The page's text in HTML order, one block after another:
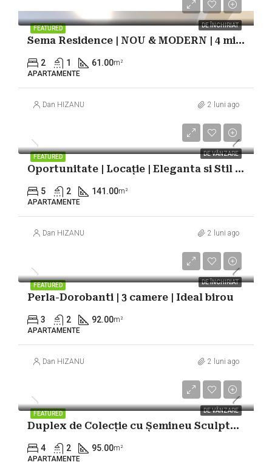
FEATURED DE ÎNCHIRIAT
Sema Residence | NOU & MODERN | 4 min Metrou |
2 1 61.00m²
APARTAMENTE
Dan HIZANU 2 luni ago
FEATURED DE VÂNZARE
Oportunitate | Locație | Eleganta si Stil | 5 camere – 150mp | Piata Romana
5 2 141.00m²
APARTAMENTE
Dan HIZANU 2 luni ago
FEATURED DE ÎNCHIRIAT
Perla-Dorobanti | 3 camere | Ideal birou
3 2 92.00m²
APARTAMENTE
Dan HIZANU 2 luni ago
FEATURED DE VÂNZARE
Duplex de Colecție cu Șemineu Sculptural | 120mp | Victoriei – Titulescu |
4 2 95.00m²
APARTAMENTE